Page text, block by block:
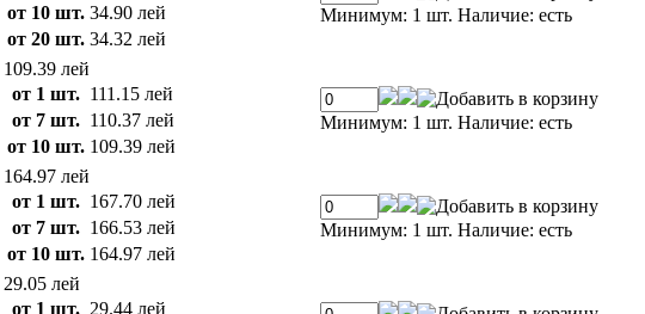
от 10 шт. 34.90 лей
от 20 шт. 34.32 лей
Минимум: 1 шт. Наличие: есть
109.39 лей
от 1 шт. 111.15 лей
от 7 шт. 110.37 лей
от 10 шт. 109.39 лей
Минимум: 1 шт. Наличие: есть
164.97 лей
от 1 шт. 167.70 лей
от 7 шт. 166.53 лей
от 10 шт. 164.97 лей
Минимум: 1 шт. Наличие: есть
29.05 лей
от 1 шт. 29.44 лей